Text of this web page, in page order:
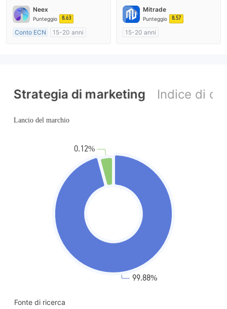
Market Making (MM)
Etichetta principale MT4
Market Making (MM)
Etichetta principale MT4
Neex
Punteggio 8.63
Conto ECN
15-20 anni
Mitrade
Punteggio 8.57
15-20 anni
Strategia di marketing Indice di
Fonte di ricerca